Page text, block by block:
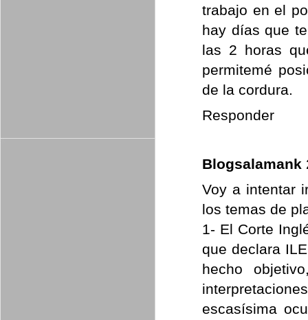
trabajo en el
hay días que
las 2 horas
permitemé
de la cordura.
Responder
Blogsalamank
Voy a intentar
los temas de
1- El Corte
que declara
hecho
escasísima